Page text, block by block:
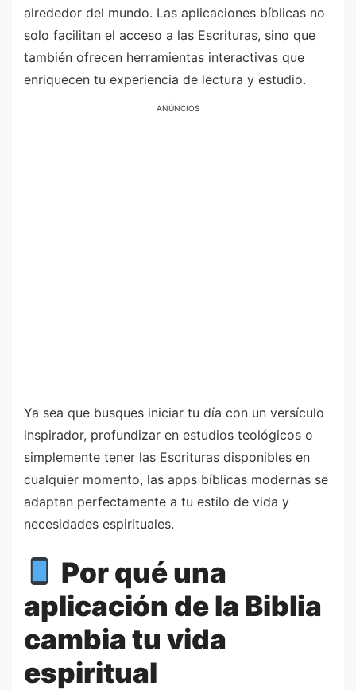
alrededor del mundo. Las aplicaciones bíblicas no
solo facilitan el acceso a las Escrituras, sino que
también ofrecen herramientas interactivas que
enriquecen tu experiencia de lectura y estudio.
ANÚNCIOS
Ya sea que busques iniciar tu día con un versículo
inspirador, profundizar en estudios teológicos o
simplemente tener las Escrituras disponibles en
cualquier momento, las apps bíblicas modernas se
adaptan perfectamente a tu estilo de vida y
necesidades espirituales.
Por qué una
aplicación de la Biblia
cambia tu vida
espiritual